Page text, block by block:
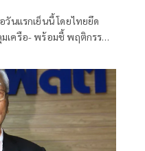
วันแรกเย็นนี้ โดยไทยยึด
เครือ- พร้อมชี้ พฤติกรรม